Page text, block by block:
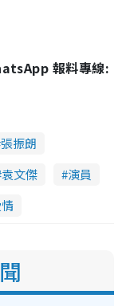
報料專線:
張振朗
袁文傑
演員